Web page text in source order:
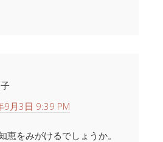
9月3日 9:39 PM
恵をみがけるでしょうか。